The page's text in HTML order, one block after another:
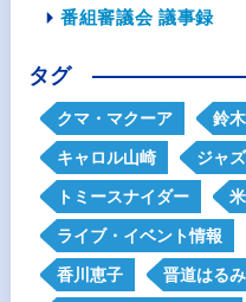
番組審議会 議事録
タグ
クマ・マクーア 鈴
キャロル山崎 ジャ
トミースナイダー
ライブ・イベント情報
香川恵子 晋道はるみ